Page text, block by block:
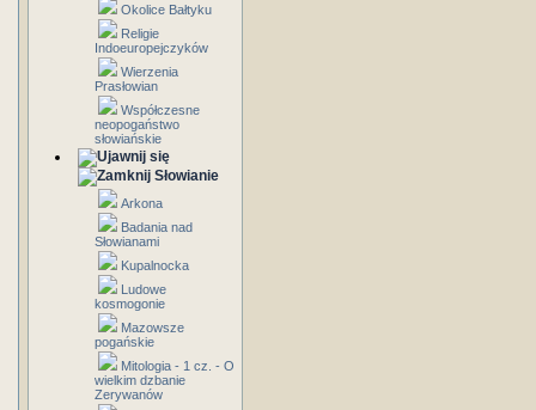
Okolice Bałtyku
Religie
Indoeuropejczyków
Wierzenia
Prasłowian
Współczesne
neopogaństwo
słowiańskie
Słowianie
Arkona
Badania nad
Słowianami
Kupalnocka
Ludowe
kosmogonie
Mazowsze
pogańskie
Mitologia - 1 cz. - O
wielkim dzbanie
Zerywanów